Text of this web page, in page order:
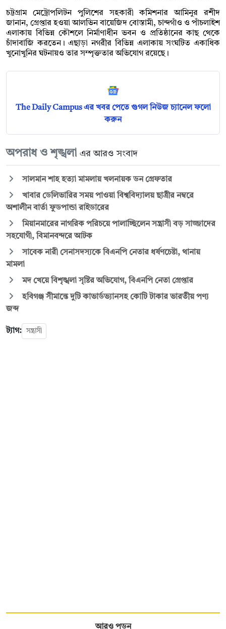
চট্টগ্রাম মেট্রোপলিটন পুলিশের সহকারী কমিশনার আমিনুর রশীদ
জানান, গ্রেপ্তার হওয়া আলভিন বায়েজিদ বোস্তামী, চান্দগাঁও ও পাঁচলাইশ
এলাকায় বিভিন্ন কৌশলে নির্মাণাধীন ভবন ও প্রতিষ্ঠানের কাছ থেকে
চাঁদাবাজি করতেন। এছাড়া নগরীর বিভিন্ন এলাকায় সংঘটিত একাধিক
খুনোখুনির ঘটনায়ও তার সম্পৃক্ততার অভিযোগ রয়েছে।
The Daily Campus এর খবর পেতে গুগল নিউজ চ্যানেল ফলো
করুন
অপরাধ ও শৃঙ্খলা এর আরও সংবাদ
সালমান শাহ হত্যা মামলায় খলনায়ক ডন গ্রেফতার
খাবার ডেলিভারির সময় পাওয়া বিশ্ববিদ্যালয় ছাত্রীর নম্বরে
অশালীন বার্তা ফুডপান্ডা রাইডারের
মিয়ানমারের নাগরিক পরিচয়ে পালাচ্ছিলেন সন্ত্রাসী বড় সাজ্জাদের
সহযোগী, বিমানবন্দরে আটক
সাবেক নারী সেনাসদস্যকে বিএনপি নেতার ধর্ষণচেষ্টা, থানায়
মামলা
মদ খেয়ে বিশৃঙ্খলা সৃষ্টির অভিযোগ, বিএনপি নেতা গ্রেপ্তার
হবিগঞ্জ সীমান্তে দুটি কাভার্ডভ্যানসহ কোটি টাকার ভারতীয় পণ্য
জব্দ
ট্যাগ: সন্ত্রাসী
আরও পড়ুন